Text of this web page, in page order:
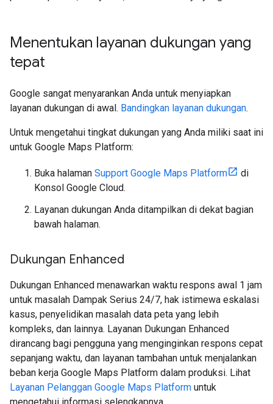
Menentukan layanan dukungan yang
tepat
Google sangat menyarankan Anda untuk menyiapkan
layanan dukungan di awal. Bandingkan layanan dukungan.
Untuk mengetahui tingkat dukungan yang Anda miliki saat ini
untuk Google Maps Platform:
Buka halaman Support Google Maps Platform
di
Konsol Google Cloud.
Layanan dukungan Anda ditampilkan di dekat bagian
bawah halaman.
Dukungan Enhanced
Dukungan Enhanced menawarkan waktu respons awal 1 jam
untuk masalah Dampak Serius 24/7, hak istimewa eskalasi
kasus, penyelidikan masalah data peta yang lebih
kompleks, dan lainnya. Layanan Dukungan Enhanced
dirancang bagi pengguna yang menginginkan respons cepat
sepanjang waktu, dan layanan tambahan untuk menjalankan
beban kerja Google Maps Platform dalam produksi. Lihat
Layanan Pelanggan Google Maps Platform untuk